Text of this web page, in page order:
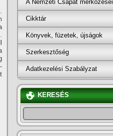
A Nemzeti Csapat mérkőzései
Cikktár
Könyvek, füzetek, újságok
Szerkesztőség
Adatkezelési Szabályzat
KERESÉS